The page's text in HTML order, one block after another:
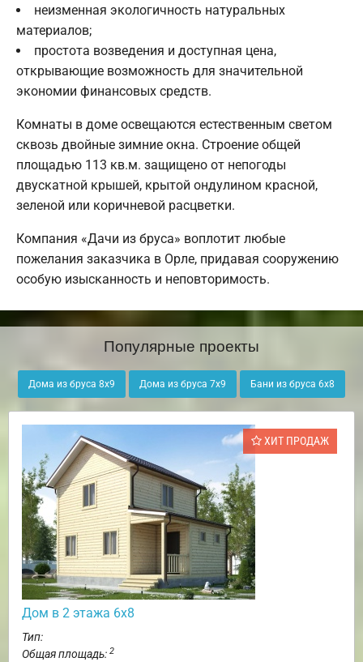
неизменная экологичность натуральных
материалов;
простота возведения и доступная цена,
открывающие возможность для значительной
экономии финансовых средств.
Комнаты в доме освещаются естественным светом
сквозь двойные зимние окна. Строение общей
площадью 113 кв.м. защищено от непогоды
двускатной крышей, крытой ондулином красной,
зеленой или коричневой расцветки.
Компания «Дачи из бруса» воплотит любые
пожелания заказчика в Орле, придавая сооружению
особую изысканность и неповторимость.
Популярные проекты
Дома из бруса 8х9 Дома из бруса 7х9 Бани из бруса 6х8
ХИТ ПРОДАЖ
Дом в 2 этажа 6х8
Тип:
Общая площадь: 2